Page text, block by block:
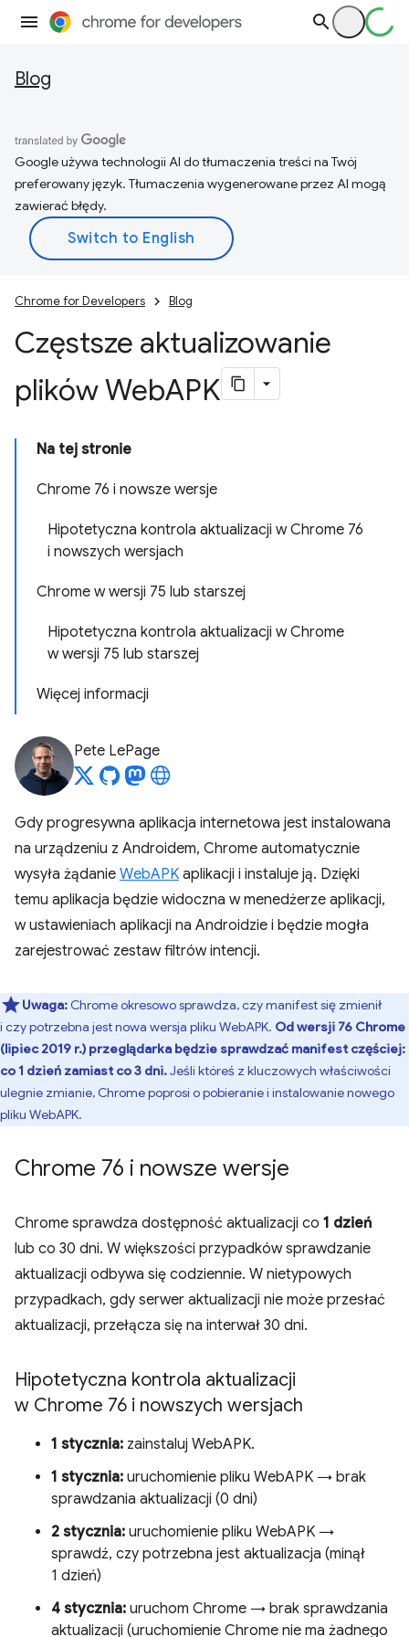
Blog
Google używa technologii AI do tłumaczenia treści na Twój
preferowany język. Tłumaczenia wygenerowane przez AI mogą
zawierać błędy.
Chrome for Developers Blog
Częstsze aktualizowanie
plików WebAPK
Na tej stronie
Chrome 76 i nowsze wersje
Hipotetyczna kontrola aktualizacji w Chrome 76
i nowszych wersjach
Chrome w wersji 75 lub starszej
Hipotetyczna kontrola aktualizacji w Chrome
w wersji 75 lub starszej
Więcej informacji
Pete LePage
Gdy progresywna aplikacja internetowa jest instalowana
na urządzeniu z Androidem, Chrome automatycznie
wysyła żądanie WebAPK aplikacji i instaluje ją. Dzięki
temu aplikacja będzie widoczna w menedżerze aplikacji,
w ustawieniach aplikacji na Androidzie i będzie mogła
zarejestrować zestaw filtrów intencji.
Uwaga: Chrome okresowo sprawdza, czy manifest się zmienił
i czy potrzebna jest nowa wersja pliku WebAPK. Od wersji 76 Chrome
(lipiec 2019 r.) przeglądarka będzie sprawdzać manifest częściej:
co 1 dzień zamiast co 3 dni.Jeśli któreś z kluczowych właściwości
ulegnie zmianie, Chrome poprosi o pobieranie i instalowanie nowego
pliku WebAPK.
Chrome 76 i nowsze wersje
Chrome sprawdza dostępność aktualizacji co 1 dzień
lub co 30 dni. W większości przypadków sprawdzanie
aktualizacji odbywa się codziennie. W nietypowych
przypadkach, gdy serwer aktualizacji nie może przesłać
aktualizacji, przełącza się na interwał 30 dni.
Hipotetyczna kontrola aktualizacji
w Chrome 76 i nowszych wersjach
1 stycznia: zainstaluj WebAPK.
1 stycznia: uruchomienie pliku WebAPK → brak
sprawdzania aktualizacji (0 dni)
2 stycznia: uruchomienie pliku WebAPK →
sprawdź, czy potrzebna jest aktualizacja (minął
1 dzień)
4 stycznia: uruchom Chrome → brak sprawdzania
aktualizacji (uruchomienie Chrome nie ma żadnego